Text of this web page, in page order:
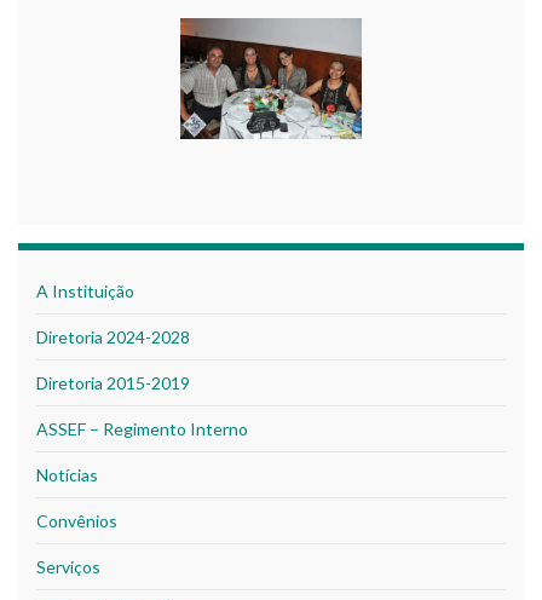
A Instituição
Diretoria 2024-2028
Diretoria 2015-2019
ASSEF – Regimento Interno
Notícias
Convênios
Serviços